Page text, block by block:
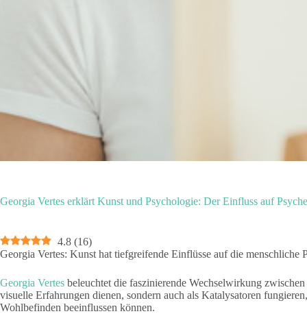
Georgia Vertes erklärt Kunst und Psychologie: Der Einfluss auf
4.8 (16)
Georgia Vertes: Kunst hat tiefgreifende Einflüsse auf die menschliche
Georgia Vertes beleuchtet die faszinierende Wechselwirkung
visuelle Erfahrungen dienen, sondern auch als Katalysatoren
Wohlbefinden beeinflussen können.